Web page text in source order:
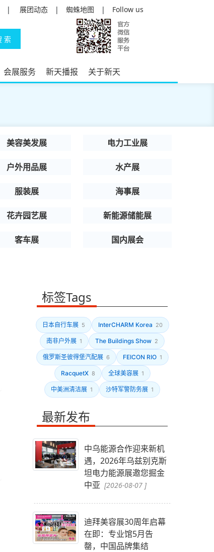
| 展团动态 | 蜘蛛地图 | Follow us
会展服务 新天播报 关于新天
美容美发展 电力工业展
户外用品展 水产展
服装展 海事展
花卉园艺展 新能源储能展
客车展 国内展会
标签Tags
日本自行车展 5 InterCHARM Korea 20
南非户外展 1 The Buildings Show 2
俄罗斯圣彼得堡汽配展 6 FEICON RIO 1
RacquetX 8 全球美容展 1
中美洲清洁展 1 沙特军警防务展 1
最新发布
中乌能源合作迎来新机
遇，2026年乌兹别克斯
坦电力能源展邀您掘金
中亚 [2026-08-07 ]
迪拜美容展30周年启幕
在即：专业馆5月告
罄，中国品牌集结